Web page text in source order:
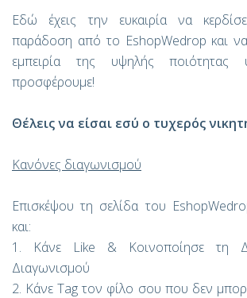
Εδώ έχεις την ευκαιρία να
παράδοση από το EshopWedrop και
εμπειρία της υψηλής ποιότητας
προσφέρουμε!
Θέλεις να είσαι εσύ ο τυχερός
Κανόνες διαγωνισμού
Επισκέψου τη σελίδα του
και:
1. Κάνε Like & Κοινοποίησε τη
Διαγωνισμού
2. Κάνε Tag τον φίλο σου που δεν